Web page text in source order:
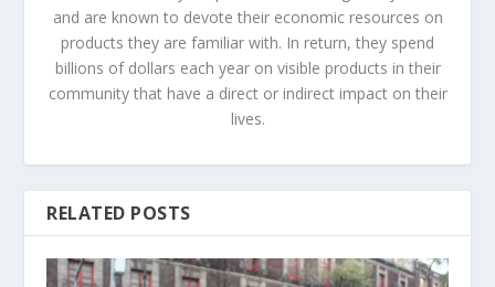
and are known to devote their economic resources on
products they are familiar with. In return, they spend
billions of dollars each year on visible products in their
community that have a direct or indirect impact on their
lives.
RELATED POSTS